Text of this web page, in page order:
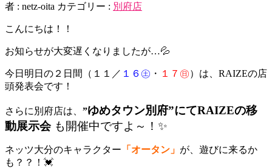
者 : netz-oita カテゴリー : 別府店
こんにちは！！
お知らせが大変遅くなりましたが…💦
今日明日の２日間（１１／ １６㊏ ・ １７㊐）は、RAIZEの店
頭発表会です！
さらに別府店は、 ”ゆめタウン別府”にてRAIZEの移
動展示会 も開催中ですよ～！✨
ネッツ大分のキャラクター 「オータン」 が、遊びに来るか
も？？！💓